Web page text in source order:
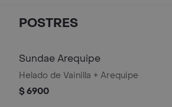
POSTRES
Sundae Arequipe
Helado de Vainilla + Arequipe
$ 6900